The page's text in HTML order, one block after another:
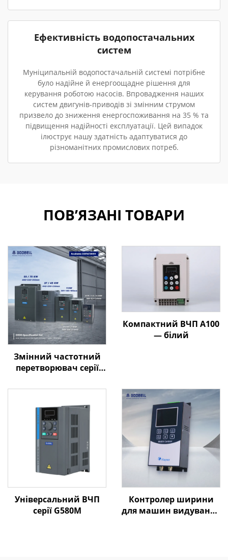
Ефективність водопостачальних
систем
Муніципальній водопостачальній системі потрібне
було надійне й енергоощадне рішення для
керування роботою насосів. Впровадження наших
систем двигунів-приводів зі змінним струмом
призвело до зниження енергоспоживання на 35 % та
підвищення надійності експлуатації. Цей випадок
ілюструє нашу здатність адаптуватися до
різноманітних промислових потреб.
ПОВ’ЯЗАНІ ТОВАРИ
Змінний частотний
перетворювач серії
кВт–800 кВт |
векторне керування |
Відповідає стандарту
CE
Компактний ВЧП A100
— білий
Універсальний ВЧП
серії G580M
Контролер ширини
для машин видування